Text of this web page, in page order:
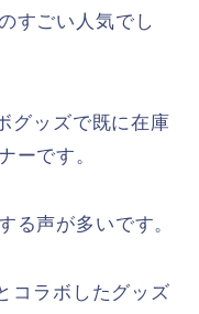
すごい人気でし
グッズで既に在庫
ーです。
る声が多いです。
コラボしたグッズ